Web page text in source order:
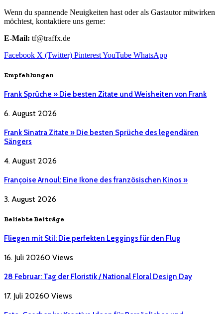
Wenn du spannende Neuigkeiten hast oder als Gastautor mitwirken
möchtest, kontaktiere uns gerne:
E-Mail: tf@traffx.de
Facebook X (Twitter) PinterestYouTube WhatsApp
Empfehlungen
Frank Sprüche » Die besten Zitate und Weisheiten von Frank
6. August 2026
Frank Sinatra Zitate » Die besten Sprüche des legendären
Sängers
4. August 2026
Françoise Arnoul: Eine Ikone des französischen Kinos »
3. August 2026
Beliebte Beiträge
Fliegen mit Stil: Die perfekten Leggings für den Flug
16. Juli 20260 Views
28 Februar: Tag der Floristik / National Floral Design Day
17. Juli 20260 Views